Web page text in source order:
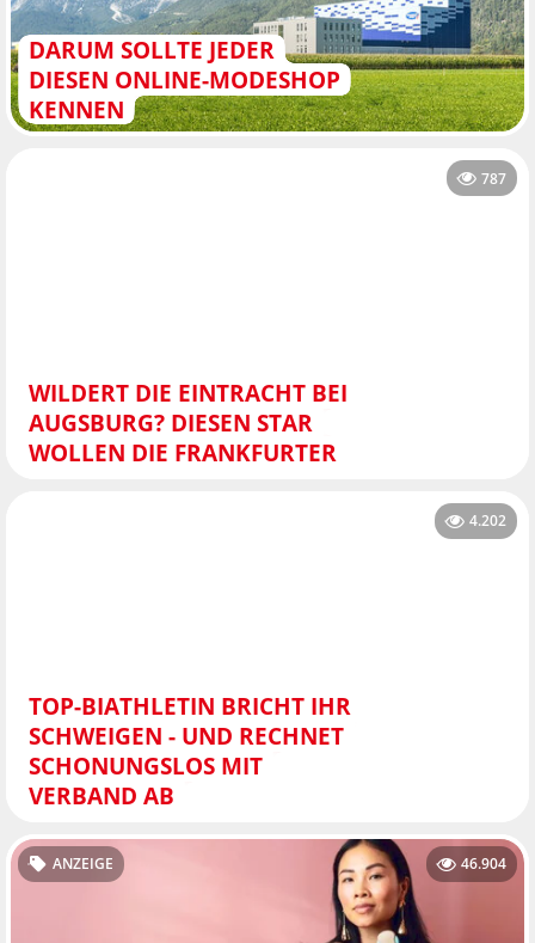
DARUM SOLLTE JEDER
DIESEN ONLINE-MODESHOP
KENNEN
WILDERT DIE EINTRACHT BEI
AUGSBURG? DIESEN STAR
WOLLEN DIE FRANKFURTER
787
TOP-BIATHLETIN BRICHT IHR
SCHWEIGEN - UND RECHNET
SCHONUNGSLOS MIT
VERBAND AB
4.202
ANZEIGE 46.904